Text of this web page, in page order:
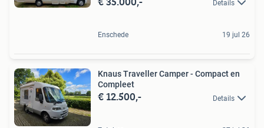
Details
Enschede 19 jul 26
Knaus Traveller Camper - Compact en
Compleet
€ 12.500,- Details